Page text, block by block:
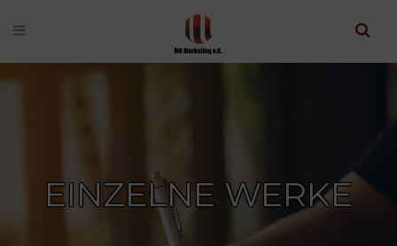
EINZELNE WERKE